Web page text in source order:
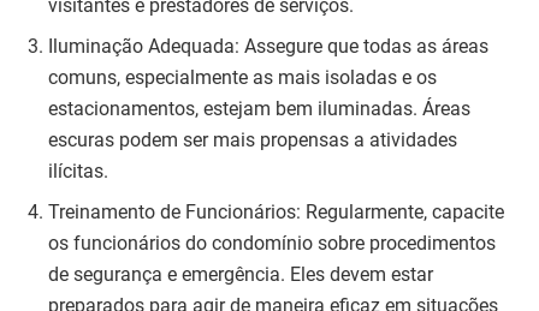
visitantes e prestadores de serviços.
Iluminação Adequada: Assegure que todas as áreas
comuns, especialmente as mais isoladas e os
estacionamentos, estejam bem iluminadas. Áreas
escuras podem ser mais propensas a atividades
ilícitas.
Treinamento de Funcionários: Regularmente, capacite
os funcionários do condomínio sobre procedimentos
de segurança e emergência. Eles devem estar
preparados para agir de maneira eficaz em situações